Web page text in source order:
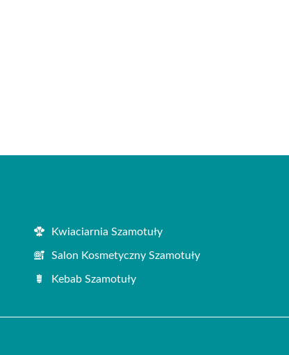
Kwiaciarnia Szamotuły
Salon Kosmetyczny Szamotuły
Kebab Szamotuły